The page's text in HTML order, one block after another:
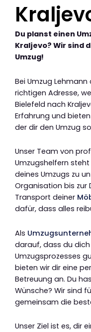
Du planst einen
Kraljevo? Wir sind
Umzug!
Bei Umzug
richtigen Adresse,
Bielefeld nach
Erfahrung und
der dir den Umzug
Unser Team von
Umzugshelfern
deines Umzugs zu
Organisation bis zur
Transport deiner
dafür, dass alles
Als
darauf, dass du
Umzugsprozesses
bieten wir dir eine
Betreuung an. Du
Wünsche? Wir sind
gemeinsam die
Unser Ziel ist es, dir